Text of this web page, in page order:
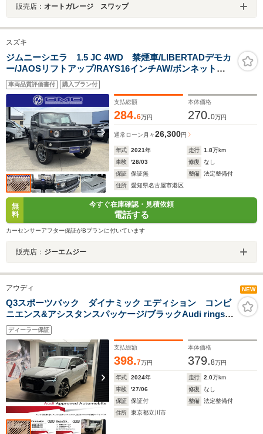
販売店： オートガレージ スワップ
スズキ
ジムニーシエラ 1.5 JC 4WD 禁煙車/LIBERTADデモカ
ー/JAOSリフトアップ/RAYS16インチAW/ボンネットカ
バー/ドアミラーカバー/フロントグリル/ブリスターフェン
ダー/フロントバンパー/リアバンパー/社外8型ナビ&TV
/ETC/シートヒーター
車両品質評価書付 購入プラン付
支払総額
284.6万円
本体価格
270.0万円
通常ローン 月々26,300円
年式 2021年 走行 1.8万km
車検
'28/03 修復
なし
保証
保証無 整備
法定整備付
住所
愛知県名古屋市港区
無
料
今すぐ在庫確認・見積依頼
電話する
カーセンサーアフター保証がBプランに付いています
販売店： ジーエムジー
アウディ NEW
Q3スポーツバック ダイナミック エディション コンビ
ニエンス&アシスタンスパッケージ/ブラックAudi rings&
ブラックスタイリングパッケージ/スマートフォンインタ
ーフェイス/コントロールコード/プラスパッケージ
ディーラー保証
支払総額
398.7万円
本体価格
379.8万円
年式 2024年 走行 2.0万km
車検
'27/06 修復
なし
保証
保証付 整備
法定整備付
住所
東京都立川市